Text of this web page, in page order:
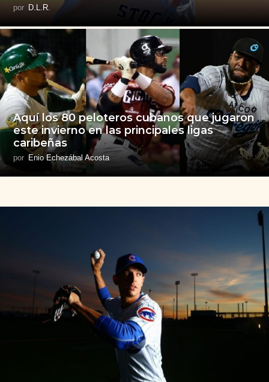
por D.L.R.
Aquí los 80 peloteros cubanos que jugaron
este invierno en las principales ligas
caribeñas
por Enio Echezábal Acosta